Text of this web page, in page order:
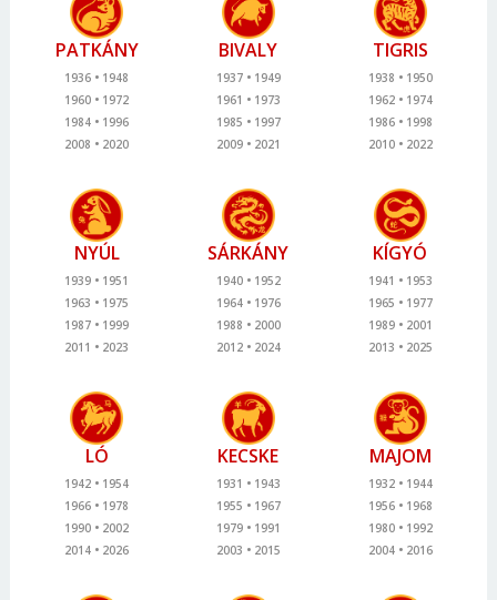
PATKÁNY
1936
1948
1960
1972
1984
1996
2008
2020
BIVALY
1937
1949
1961
1973
1985
1997
2009
2021
TIGRIS
1938
1950
1962
1974
1986
1998
2010
2022
NYÚL
1939
1951
1963
1975
1987
1999
2011
2023
SÁRKÁNY
1940
1952
1964
1976
1988
2000
2012
2024
KÍGYÓ
1941
1953
1965
1977
1989
2001
2013
2025
LÓ
1942
1954
1966
1978
1990
2002
2014
2026
KECSKE
1931
1943
1955
1967
1979
1991
2003
2015
MAJOM
1932
1944
1956
1968
1980
1992
2004
2016